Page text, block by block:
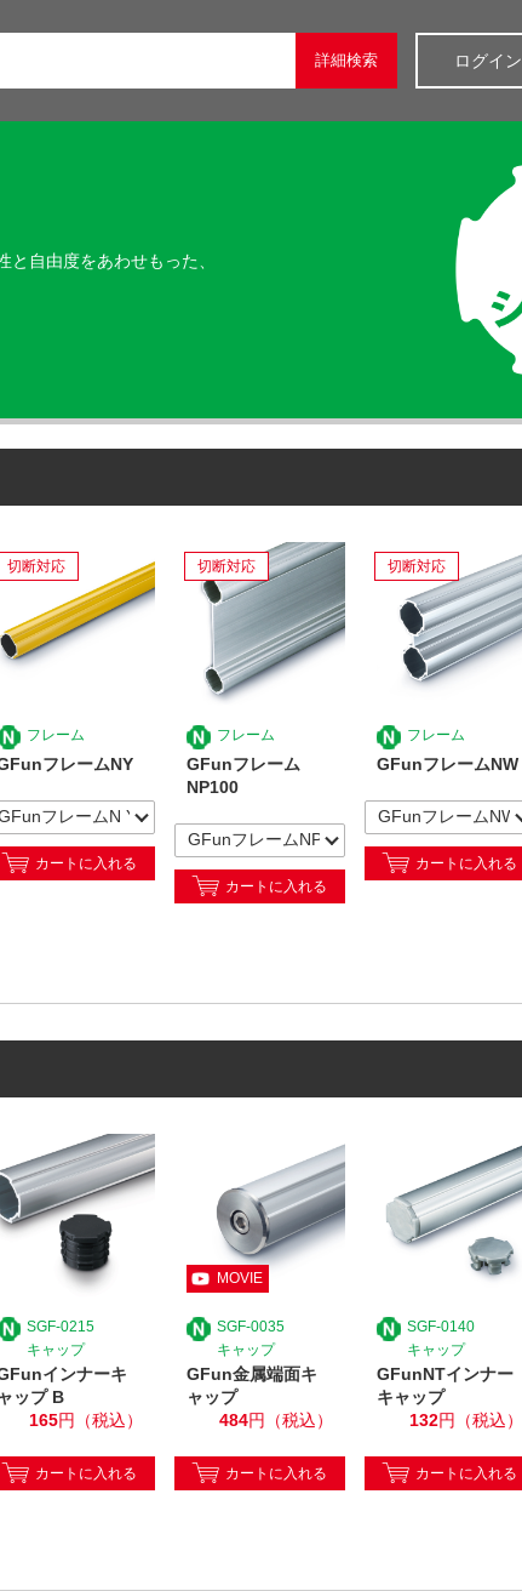
ログイン
詳細検索
自由度をあわせもった、
切断対応
フレーム
フレームNY
カートに入れる
切断対応
フレーム
GFunフレーム
NP100
カートに入れる
切断対応
フレーム
GFunフレームNW
カートに入れる
SGF-0215
キャップ
インナーキ
ャップ B
165円（税込）
カートに入れる
SGF-0035
キャップ
GFun金属端面キ
ャップ
484円（税込）
カートに入れる
SGF-0140
キャップ
GFunNTインナー
キャップ
132円（税込）
カートに入れる